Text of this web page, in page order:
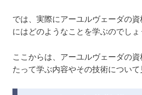
では、実際にアーユルヴェーダの
にはどのようなことを学ぶのでしょ
ここからは、アーユルヴェーダの
たって学ぶ内容やその技術について